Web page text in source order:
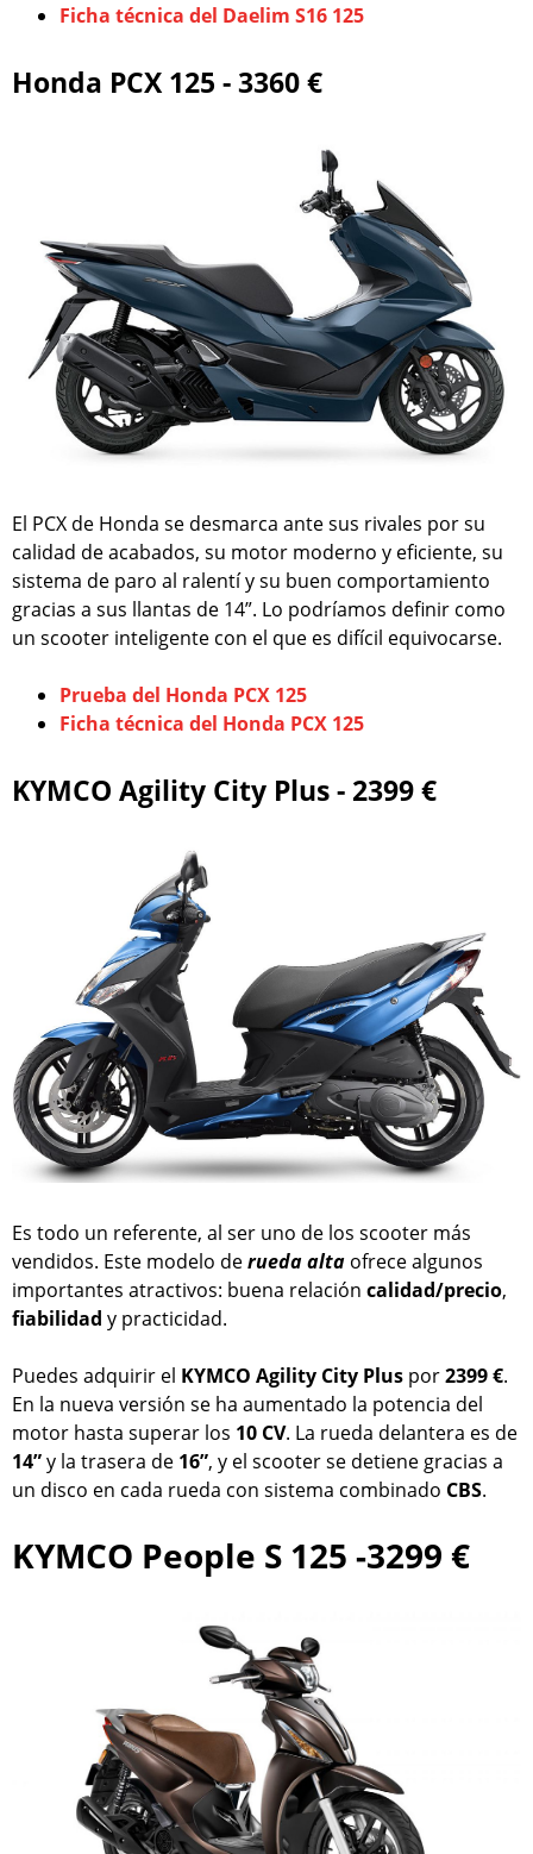
Ficha técnica del Daelim S16 125
Honda PCX 125 - 3360 €
El PCX de Honda se desmarca ante sus rivales por su
calidad de acabados, su motor moderno y eficiente, su
sistema de paro al ralentí y su buen comportamiento
gracias a sus llantas de 14”. Lo podríamos definir como
un scooter inteligente con el que es difícil equivocarse.
Prueba del Honda PCX 125
Ficha técnica del Honda PCX 125
KYMCO Agility City Plus - 2399 €
Es todo un referente, al ser uno de los scooter más
vendidos. Este modelo derueda alta ofrece algunos
importantes atractivos: buena relación calidad/precio,
fiabilidad y practicidad.
Puedes adquirir el KYMCO Agility City Plus por2399 €.
En la nueva versión se ha aumentado la potencia del
motor hasta superar los 10 CV. La rueda delantera es de
14”y la trasera de 16”, y el scooter se detiene gracias a
un disco en cada rueda con sistema combinado CBS.
KYMCO People S 125 -3299 €